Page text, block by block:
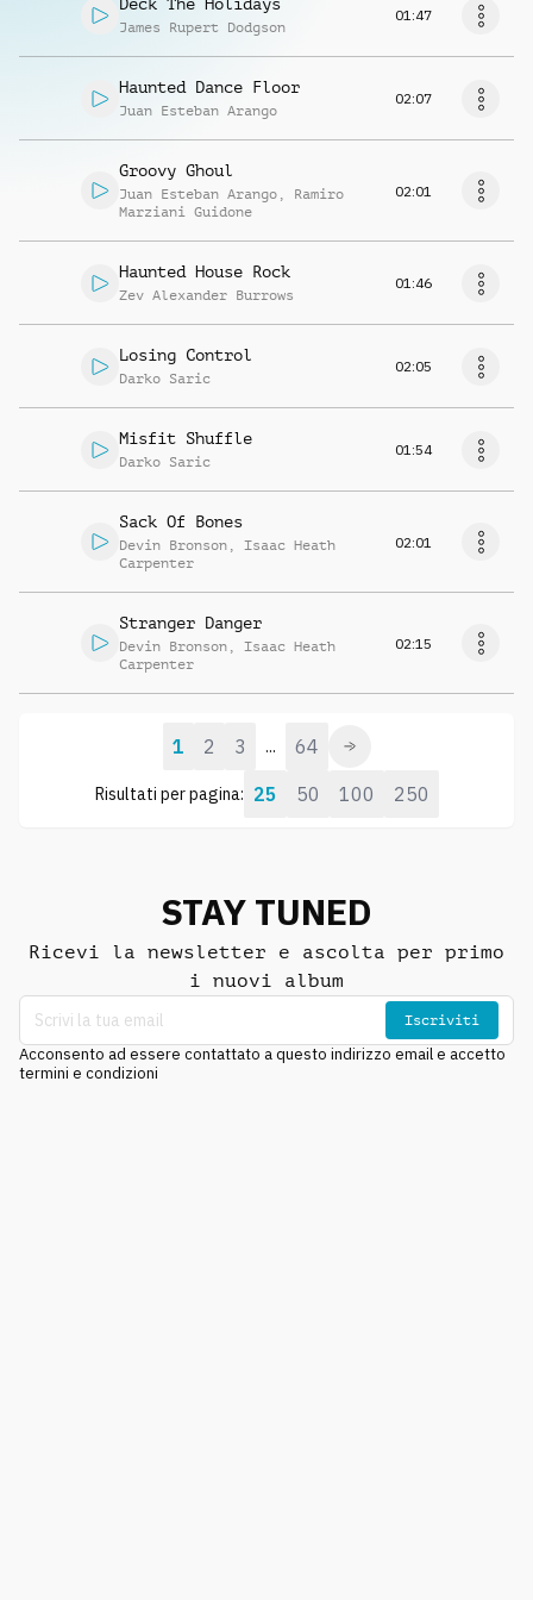
James Rupert Dodgson
01:47
Haunted Dance Floor
Juan Esteban Arango
02:07
Groovy Ghoul
Juan Esteban Arango , Ramiro
Marziani Guidone
02:01
Haunted House Rock
Zev Alexander Burrows
01:46
Losing Control
Darko Saric
02:05
Misfit Shuffle
Darko Saric
01:54
Sack Of Bones
Devin Bronson , Isaac Heath
Carpenter
02:01
Stranger Danger
Devin Bronson , Isaac Heath
Carpenter
02:15
Risultati per pagina: 25 50 100 250
1 2 3 ... 64
STAY TUNED
Ricevi la newsletter e ascolta per primo
i nuovi album
Iscriviti
Acconsento ad essere contattato a questo indirizzo email e accetto
termini e condizioni